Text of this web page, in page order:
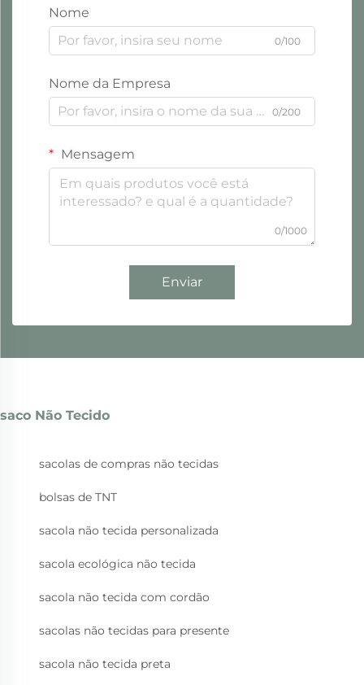
Nome
0/100
Nome da Empresa
0/200
Mensagem
0/1000
Enviar
saco Não Tecido
sacolas de compras não tecidas
bolsas de TNT
sacola não tecida personalizada
sacola ecológica não tecida
sacola não tecida com cordão
sacolas não tecidas para presente
sacola não tecida preta